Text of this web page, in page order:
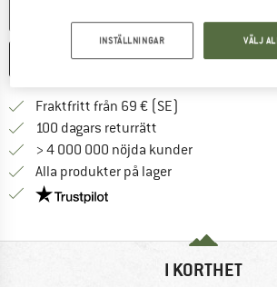
SPARA
Fraktfritt från 69 € (SE)
100 dagars returrätt
> 4 000 000 nöjda kunder
Alla produkter på lager
Trust Pilot-garanti - hitta all
I KORTHET
INSTÄLLNINGAR VÄLJ